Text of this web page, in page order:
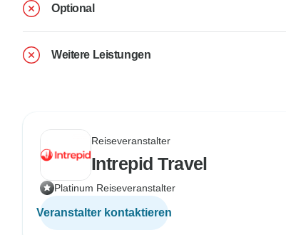
Optional
Weitere Leistungen
Reiseveranstalter
Intrepid Travel
Platinum Reiseveranstalter
Veranstalter kontaktieren